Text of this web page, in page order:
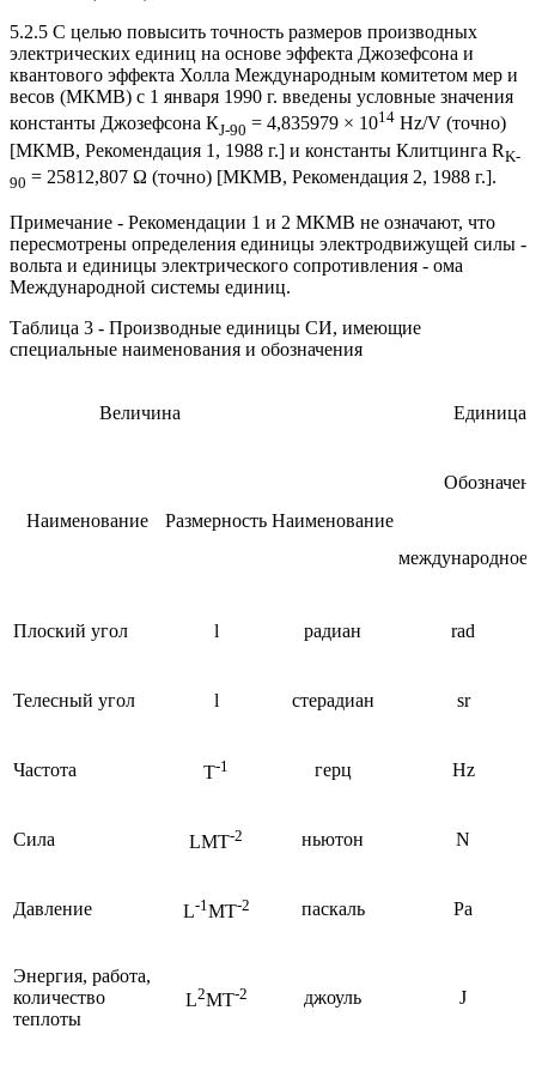
5.2.5 С целью повысить точность размеров производных
электрических единиц на основе эффекта Джозефсона и
квантового эффекта Холла Международным комитетом мер и
весов (МКМВ) с 1 января 1990 г. введены условные значения
константы Джозефсона КJ-90 = 4,835979 × 1014 Hz/V (точно)
[МКМВ, Рекомендация 1, 1988 г.] и константы Клитцинга RK-
90 = 25812,807 Ω (точно) [МКМВ, Рекомендация 2, 1988 г.].
Примечание - Рекомендации 1 и 2 МКМВ не означают, что
пересмотрены определения единицы электродвижущей силы -
вольта и единицы электрического сопротивления - ома
Международной системы единиц.
Таблица 3 - Производные единицы СИ, имеющие
специальные наименования и обозначения
Величина Единица
Наименование Размерность Наименование
международное
Плоский угол l радиан rad
Телесный угол l стерадиан sr
Частота T-1 герц Hz
Сила LMT-2 ньютон N
Давление L-1 МТ-2 паскаль Pa
Энергия, работа,
количество
теплоты
L2MT-2 джоуль J